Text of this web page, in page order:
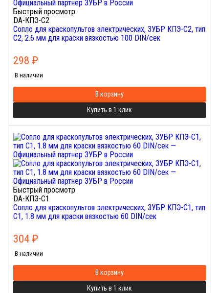
Быстрый просмотр
DA-КПЭ-С2
Сопло для краскопультов электрических, ЗУБР КПЭ-C2, тип
С2, 2.6 мм для краски вязкостью 100 DIN/сек
298 ₽
В наличии
В корзину
Купить в 1 клик
Быстрый просмотр
DA-КПЭ-С1
Сопло для краскопультов электрических, ЗУБР КПЭ-C1, тип
С1, 1.8 мм для краски вязкостью 60 DIN/сек
304₽
В наличии
В корзину
Купить в 1 клик